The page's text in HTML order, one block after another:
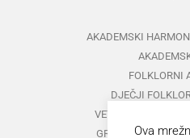
AKADEMSKI
FOLKLORNI
DJEČJI
VETERANI
GRUPA ZAOva